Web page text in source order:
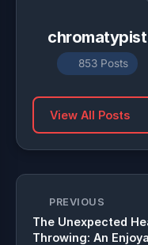
chromatypist
853 Posts
View All Posts
PREVIOUS
The Unexpected
Throwing: An